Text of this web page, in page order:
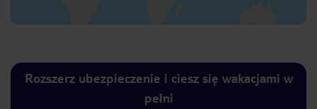
Rozszerz ubezpieczenie i ciesz się wakacjami w
pełni